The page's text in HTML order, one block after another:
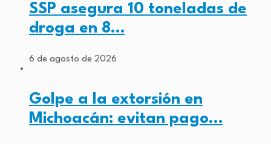
SSP asegura 10 toneladas de
droga en 8…
6 de agosto de 2026
Golpe a la extorsión en
Michoacán: evitan pago…